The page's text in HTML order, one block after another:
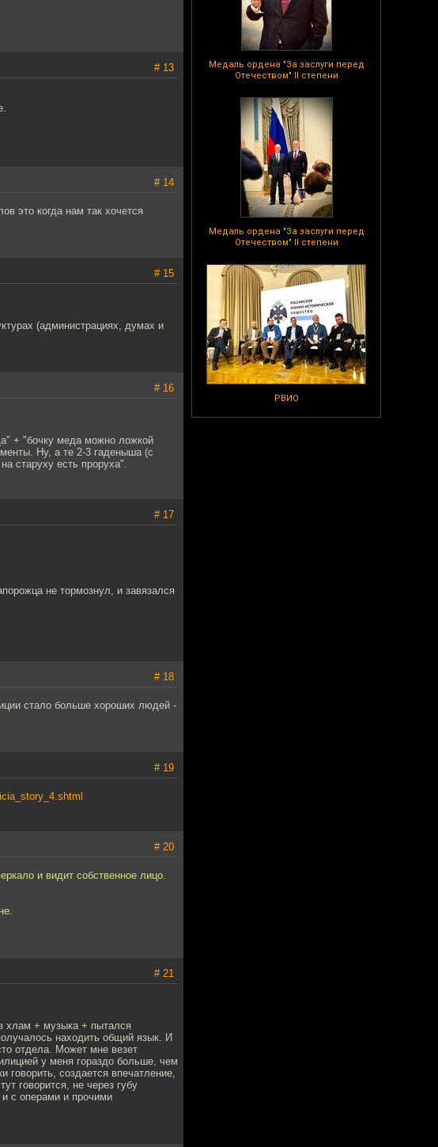
Медаль ордена "За заслуги перед
Отечеством" II степени
Медаль ордена "За заслуги перед
Отечеством" II степени
РВИО
# 13
# 14
это когда нам так хочется
# 15
(администрациях, думах и
# 16
+ "бочку меда можно ложкой
Ну, а те 2-3 гаденыша (с
старуху есть проруха".
# 17
не тормознул, и завязался
# 18
стало больше хороших людей -
# 19
# 20
и видит собственное лицо.
# 21
хлам + музыка + пытался
находить общий язык. И
отдела. Может мне везет
у меня гораздо больше, чем
говорить, создается впечатление,
говорится, не через губу
с операми и прочими